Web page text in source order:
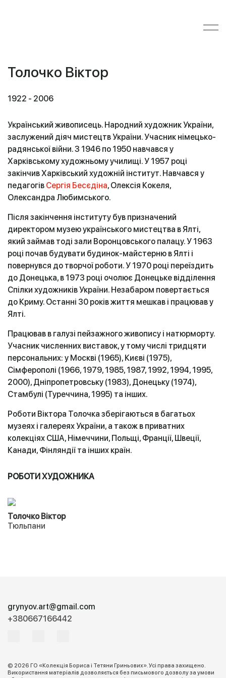
Толочко Віктор
1922 - 2006
Український живописець. Народний художник України,
заслужений діяч мистецтв України. Учасник німецько-
радянської війни. З 1946 по 1950 навчався у
Харківському художньому училищі. У 1957 році
закінчив Харківський художній інститут. Навчався у
педагогів Сергія Бесєдіна, Олексія Кокеля,
Олександра Любимського.
Після закінчення інституту був призначений
директором музею українського мистецтва в Ялті,
який займав тоді зали Воронцовського палацу. У 1963
році почав будувати будинок-майстерню в Ялті і
повернувся до творчої роботи. У 1970 році переїздить
до Донецька, в 1973 році очолює Донецьке відділення
Спілки художників України. Незабаром повертається
до Криму. Останні 30 років життя мешкав і працював у
Ялті.
Працював в галузі пейзажного живопису і натюрморту.
Учасник численних виставок, у тому числі тридцяти
персональних: у Москві (1965), Києві (1975),
Сімферополі (1966, 1979, 1985, 1987, 1992, 1994, 1995,
2000), Дніпропетровську (1983), Донецьку (1974),
Стамбулі (Туреччина, 1995) та інших.
Роботи Віктора Толочка зберігаються в багатьох
музеях і галереях України, а також в приватних
колекціях США, Німеччини, Польщі, Франції, Швеції,
Канади, Фінляндії та інших країн.
РОБОТИ ХУДОЖНИКА
Толочко Віктор
Тюльпани
grynyov.art@gmail.com
+380667166442
© 2026 ГО «Колекція Бориса і Тетяни Гриньових». Усі права захищено.
Використання матеріалів дозволяється без письмового дозволу за умови